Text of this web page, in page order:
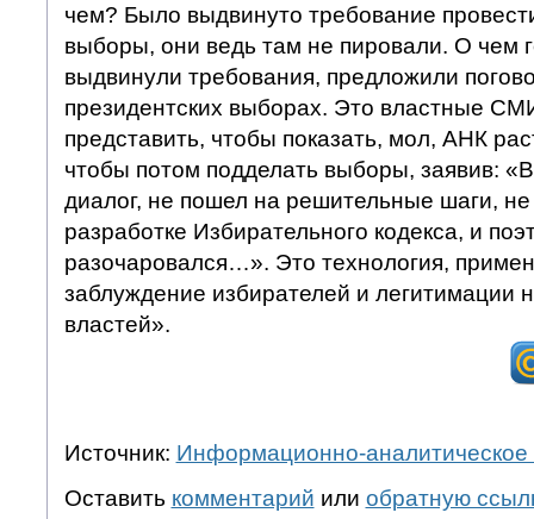
чем? Было выдвинуто требование
выборы, они ведь там не пировали. О чем
выдвинули требования, предложили
президентских выборах. Это властные
представить, чтобы показать, мол, АНК
чтобы потом подделать выборы, заявив:
диалог, не пошел на решительные шаги, не
разработке Избирательного кодекса, и
разочаровался…». Это технология,
заблуждение избирателей и легитимации
властей».
Источник: Информационно-аналитическое
Оставить комментарий или обратную